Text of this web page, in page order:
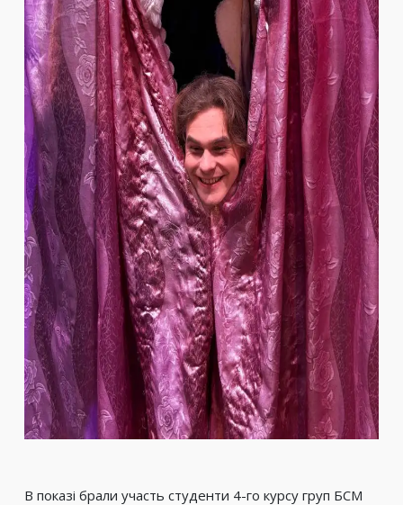
В показі брали участь студенти 4-го курсу груп БСМ